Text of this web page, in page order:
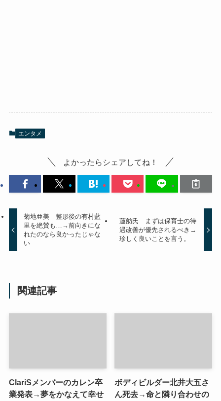
エンタメ
よかったらシェアしてね！
菊地亜美 整形後の有村藍
里を絶賛も…→前向きにな
れたのなら良かったじゃな
い
蓮舫氏 まずは保育士の待
遇改善が優先されるべき→
珍しく良いことを言う。
関連記事
ClariSメンバーのカレン卒
業発表→夢をかなえて幸せ
ボディビルダー北井大五さ
ん死去→命と隣り合わせの